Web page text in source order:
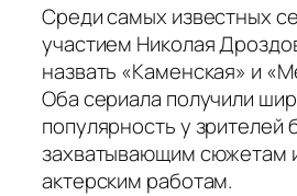
Среди самых известных
участием Николая
назвать «Каменская» и
Оба сериала получили
популярность у зрителей
захватывающим сюжетам
актерским работам.